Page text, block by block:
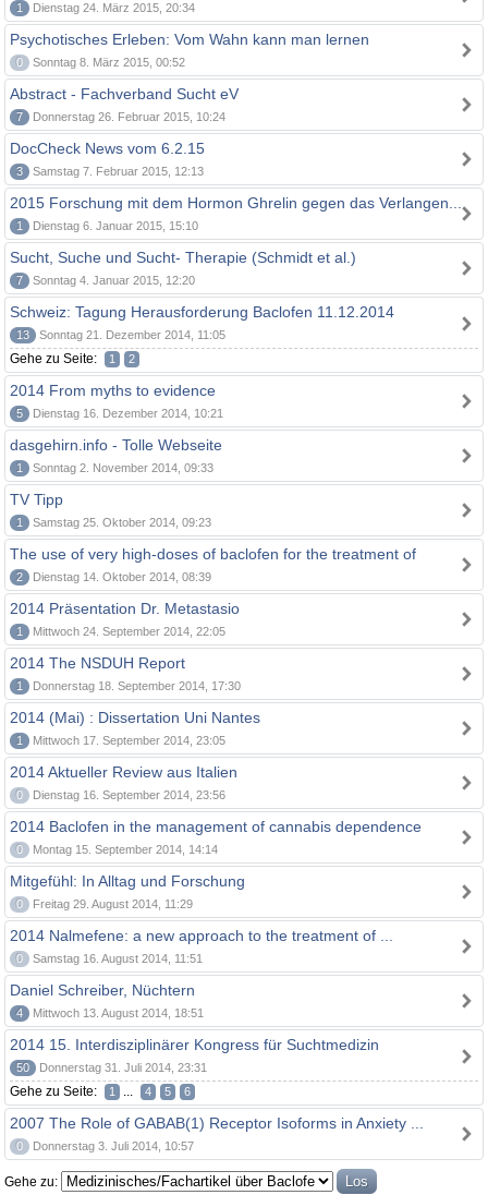
1 Dienstag 24. März 2015, 20:34
Psychotisches Erleben: Vom Wahn kann man lernen
0 Sonntag 8. März 2015, 00:52
Abstract - Fachverband Sucht eV
7 Donnerstag 26. Februar 2015, 10:24
DocCheck News vom 6.2.15
3 Samstag 7. Februar 2015, 12:13
2015 Forschung mit dem Hormon Ghrelin gegen das Verlangen...
1 Dienstag 6. Januar 2015, 15:10
Sucht, Suche und Sucht- Therapie (Schmidt et al.)
7 Sonntag 4. Januar 2015, 12:20
Schweiz: Tagung Herausforderung Baclofen 11.12.2014
13 Sonntag 21. Dezember 2014, 11:05
Gehe zu Seite: 1 2
2014 From myths to evidence
5 Dienstag 16. Dezember 2014, 10:21
dasgehirn.info - Tolle Webseite
1 Sonntag 2. November 2014, 09:33
TV Tipp
1 Samstag 25. Oktober 2014, 09:23
The use of very high-doses of baclofen for the treatment of
2 Dienstag 14. Oktober 2014, 08:39
2014 Präsentation Dr. Metastasio
1 Mittwoch 24. September 2014, 22:05
2014 The NSDUH Report
1 Donnerstag 18. September 2014, 17:30
2014 (Mai) : Dissertation Uni Nantes
1 Mittwoch 17. September 2014, 23:05
2014 Aktueller Review aus Italien
0 Dienstag 16. September 2014, 23:56
2014 Baclofen in the management of cannabis dependence
0 Montag 15. September 2014, 14:14
Mitgefühl: In Alltag und Forschung
0 Freitag 29. August 2014, 11:29
2014 Nalmefene: a new approach to the treatment of ...
0 Samstag 16. August 2014, 11:51
Daniel Schreiber, Nüchtern
4 Mittwoch 13. August 2014, 18:51
2014 15. Interdisziplinärer Kongress für Suchtmedizin
50 Donnerstag 31. Juli 2014, 23:31
Gehe zu Seite: 1 ... 4 5 6
2007 The Role of GABAB(1) Receptor Isoforms in Anxiety ...
0 Donnerstag 3. Juli 2014, 10:57
Gehe zu: